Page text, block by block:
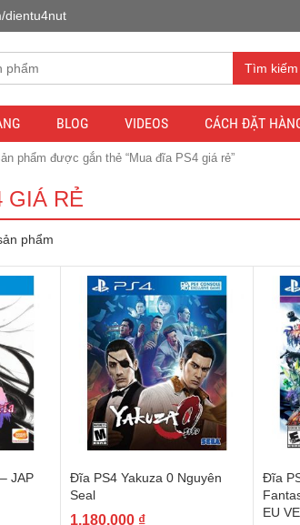
dientu4nut
Tìm kiếm
BLOG VIDEOS CÁCH ĐẶT
phẩm được gắn thẻ “Mua đĩa PS4 giá rẻ”
GIÁ RẺ
phẩm
JAP
Đĩa PS4 Yakuza 0 Nguyên
Seal
1.180.000 ₫
Đĩa
EU